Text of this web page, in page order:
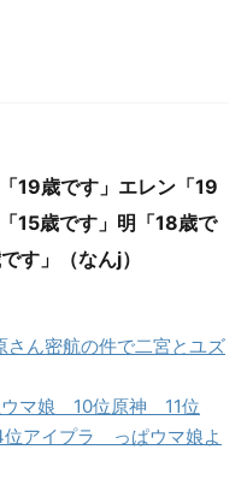
19歳です」エレン「19
15歳です」明「18歳で
す」（なんj）
さん密航の件で二宮とユズ
ウマ娘 10位原神 11位
アイプラ っぱウマ娘よ